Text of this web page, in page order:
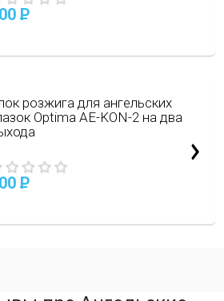
P
розжига для ангельских
Optima АЕ-KON-2 на два
P